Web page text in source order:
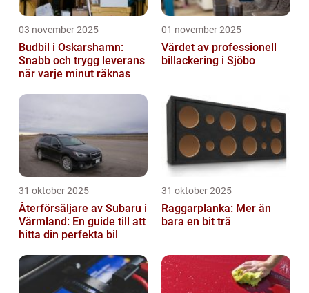
03 november 2025
Budbil i Oskarshamn:
Snabb och trygg leverans
när varje minut räknas
01 november 2025
Värdet av professionell
billackering i Sjöbo
31 oktober 2025
Återförsäljare av Subaru i
Värmland: En guide till att
hitta din perfekta bil
31 oktober 2025
Raggarplanka: Mer än
bara en bit trä